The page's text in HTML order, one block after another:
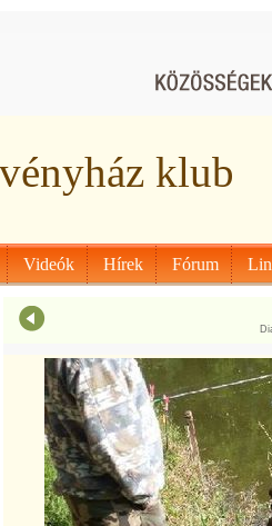
klub
Videók Hírek Fórum